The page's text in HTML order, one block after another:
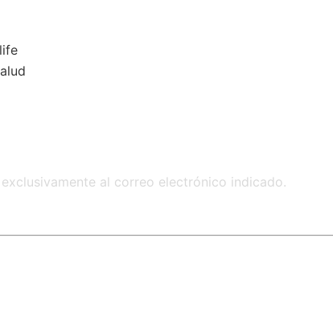
al correo electrónico indicado.